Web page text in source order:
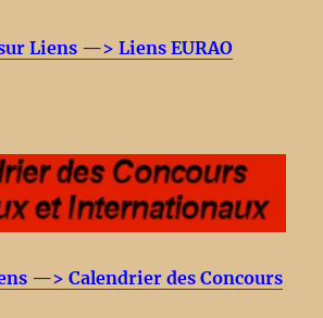
Liens —> Liens EURAO
—> Calendrier des Concours